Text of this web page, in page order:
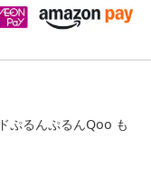
ぷるんぷるんQoo も